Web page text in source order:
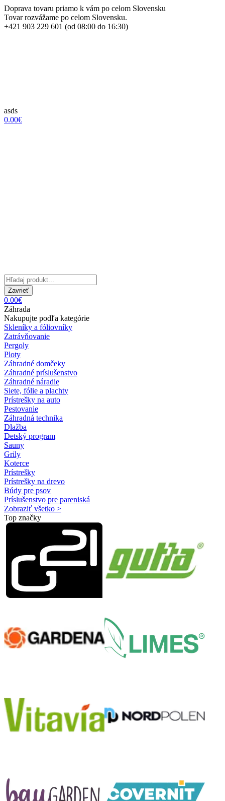
Doprava tovaru priamo k vám po celom Slovensku
Tovar rozvážame po celom Slovensku.
+421 903 229 601 (od 08:00 do 16:30)
asds
0.00€
Zavrieť
0.00€
Záhrada
Nakupujte podľa kategórie
Skleníky a fóliovníky
Zatrávňovanie
Pergoly
Ploty
Záhradné domčeky
Záhradné príslušenstvo
Záhradné náradie
Siete, fólie a plachty
Prístrešky na auto
Pestovanie
Záhradná technika
Dlažba
Detský program
Sauny
Grily
Koterce
Prístrešky
Prístrešky na drevo
Búdy pre psov
Príslušenstvo pre pareniská
Zobraziť všetko >
Top značky